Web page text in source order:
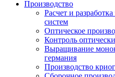
Производство
Расчет и
систем
Оптическое
Контроль
Выращивание
германия
Производство